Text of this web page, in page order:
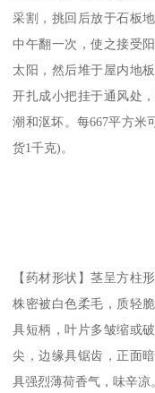
采割，挑回后放于石板
中午翻一次，使之接受
太阳，然后堆于屋内地
开扎成小把挂于通风处
潮和沤坏。每667平方米
货1千克)。
【药材形状】茎呈方柱
株密被白色柔毛，质轻
具短柄，叶片多皱缩或
尖，边缘具锯齿，正面
具强烈薄荷香气，味辛凉